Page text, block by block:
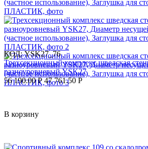
КОД: YSK27_76
Трехсекционный комплекс шведская
разноуровневый YSK27
56 190.00 Р 47 761.50 Р
В корзину